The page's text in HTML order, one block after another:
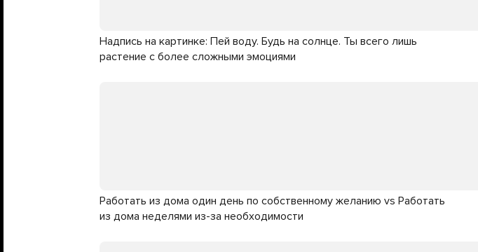
Надпись на картинке: Пей воду. Будь на солнце. Ты всего лишь
растение с более сложными эмоциями
Работать из дома один день по собственному желанию vs Работать
из дома неделями из-за необходимости